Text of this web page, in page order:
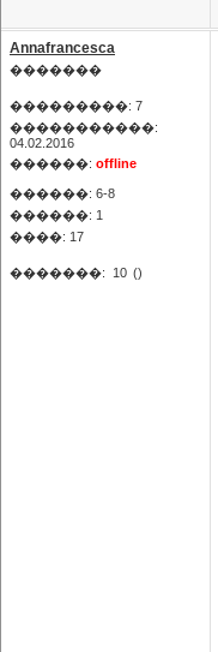
Annafrancesca
�������
���������: 7
�����������:
04.02.2016
������: offline
������: 6-8
������: 1
����: 17
�������: 10 ()